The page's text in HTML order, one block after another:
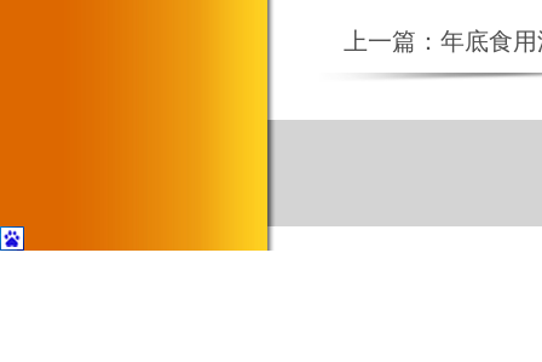
上一篇： 年底食